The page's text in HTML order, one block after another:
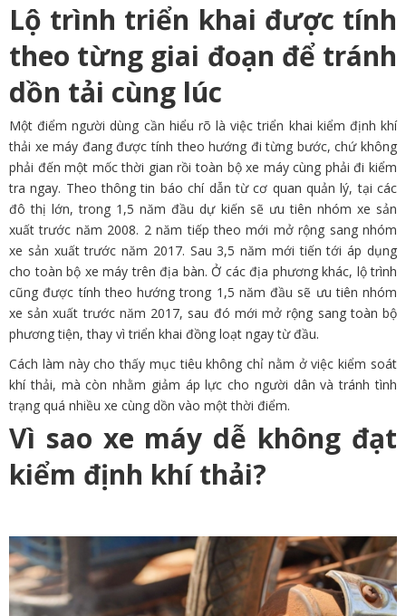
Lộ trình triển khai được tính
theo từng giai đoạn để tránh
dồn tải cùng lúc
Một điểm người dùng cần hiểu rõ là việc triển khai kiểm định khí
thải xe máy đang được tính theo hướng đi từng bước, chứ không
phải đến một mốc thời gian rồi toàn bộ xe máy cùng phải đi kiểm
tra ngay. Theo thông tin báo chí dẫn từ cơ quan quản lý, tại các
đô thị lớn, trong 1,5 năm đầu dự kiến sẽ ưu tiên nhóm xe sản
xuất trước năm 2008. 2 năm tiếp theo mới mở rộng sang nhóm
xe sản xuất trước năm 2017. Sau 3,5 năm mới tiến tới áp dụng
cho toàn bộ xe máy trên địa bàn. Ở các địa phương khác, lộ trình
cũng được tính theo hướng trong 1,5 năm đầu sẽ ưu tiên nhóm
xe sản xuất trước năm 2017, sau đó mới mở rộng sang toàn bộ
phương tiện, thay vì triển khai đồng loạt ngay từ đầu.
Cách làm này cho thấy mục tiêu không chỉ nằm ở việc kiểm soát
khí thải, mà còn nhằm giảm áp lực cho người dân và tránh tình
trạng quá nhiều xe cùng dồn vào một thời điểm.
Vì sao xe máy dễ không đạt
kiểm định khí thải?